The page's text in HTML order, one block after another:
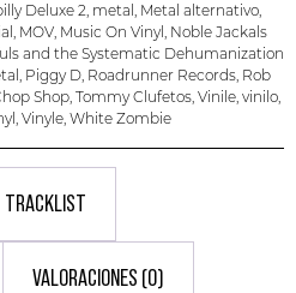
Deluxe 2, metal , Metal alternativo,
, MOV, Music On Vinyl, Noble Jackals
and the Systematic Dehumanization
, Piggy D, Roadrunner Records, Rob
Shop, Tommy Clufetos, Vinile, vinilo,
, Vinyle, White Zombie
TRACKLIST
VALORACIONES (0)